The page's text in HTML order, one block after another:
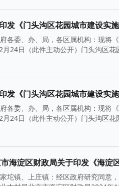
发《门头沟区花园城市建设实
各委、办、局，各区属机构：现将
24日（此件主动公开）门头沟区
发《门头沟区花园城市建设实
各委、办、局，各区属机构：现将
24日（此件主动公开）门头沟区
海淀区财政局关于印发《海淀
坨镇、上庄镇：经区政府研究同意